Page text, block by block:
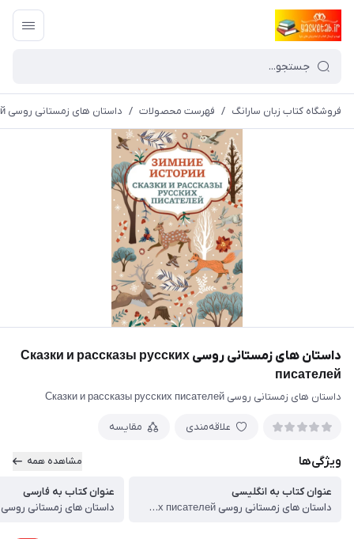
فروشگاه کتاب زبان سارانگ / فهرست محصولات / داستان های زمستانی روسی Сказки и рассказы русских писателей
داستان های زمستانی روسی Сказки и рассказы русских
писателей
داستان های زمستانی روسی Сказки и рассказы русских писателей
علاقه‌مندی مقایسه
ویژگی‌ها مشاهده همه
عنوان کتاب به انگلیسی
داستان های زمستانی روسی Сказки и рассказы русских писателей
عنوان کتاب به فارسی
داستان های زمستانی روسی